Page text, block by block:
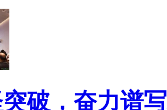
破，奋力谱